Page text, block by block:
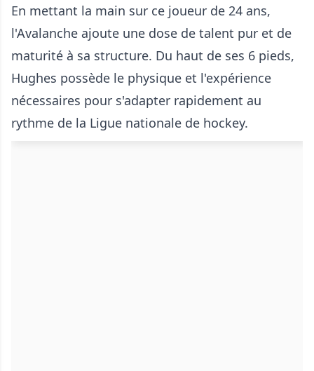
En mettant la main sur ce joueur de 24 ans,
l'Avalanche ajoute une dose de talent pur et de
maturité à sa structure. Du haut de ses 6 pieds,
Hughes possède le physique et l'expérience
nécessaires pour s'adapter rapidement au
rythme de la Ligue nationale de hockey.